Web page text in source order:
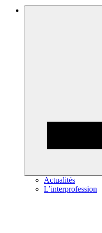
Actualités
L’interprofession